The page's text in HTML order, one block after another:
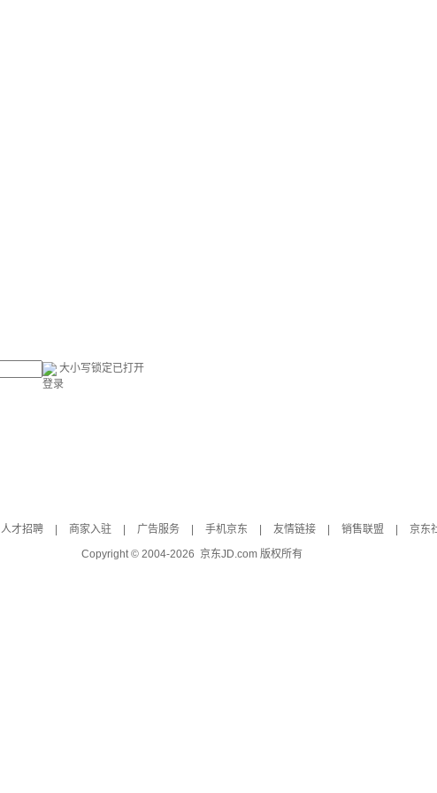
大小写锁定已打开
登录
人才招聘 商家入驻 广告服务 手机京东 友情链接 销售联盟 京东
Copyright © 2004-2026 京东JD.com 版权所有